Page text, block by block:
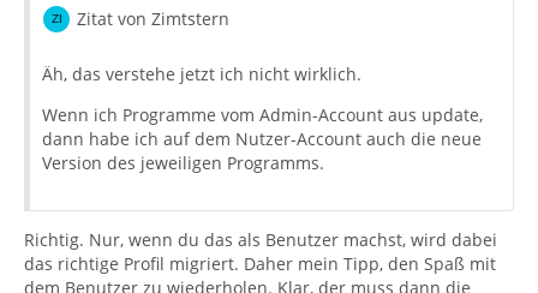
Zitat von Zimtstern
Äh, das verstehe jetzt ich nicht wirklich.
Wenn ich Programme vom Admin-Account aus update,
dann habe ich auf dem Nutzer-Account auch die neue
Version des jeweiligen Programms.
Richtig. Nur, wenn du das als Benutzer machst, wird dabei
das richtige Profil migriert. Daher mein Tipp, den Spaß mit
dem Benutzer zu wiederholen. Klar, der muss dann die